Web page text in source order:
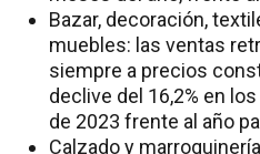
Bazar, decoración,
muebles: las ventas
siempre a precios
declive del 16,2% en
de 2023 frente al año
Calzado y